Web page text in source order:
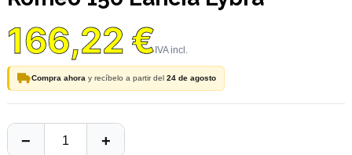
166,22 €
Compra ahora y recíbelo a partir del 24 de agosto